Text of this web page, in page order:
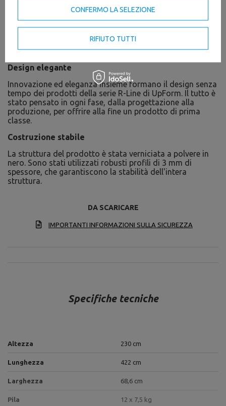
Design elegante
Innovazione ed eleganza insieme formano il design senza
tempo dei prodotti della serie R-Line di UpForm. Il tutto è
stato pensato in ogni fase, dalla progettazione alla
produzione, per offrire alla fine un prodotto di prima
classe.
Costruzione stabile
La struttura del prodotto è stata verniciata a polvere in
nero. Sono stati utilizzati robusti profili di 3 mm di
spessore, che garantiscono la stabilità dell'intera
struttura.
DA SCARICARE
IMPORTANTI INFORMAZIONI SULLA SICUREZZA
Specifiche tecniche
Altezza 230 cm
Lunghezza 422 cm
Larghezza 68,6 cm
Pila 12 x 7,5 kg
CONFERMO LA SELEZIONE
RIFIUTO TUTTI